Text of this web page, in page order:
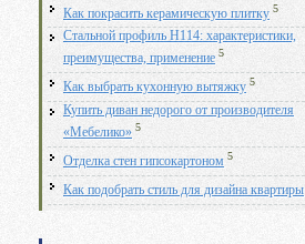
Как покрасить керамическую плитку 5
Стальной профиль Н114: характеристики,
преимущества, применение 5
Как выбрать кухонную вытяжку 5
Купить диван недорого от производителя
«Мебелико» 5
Отделка стен гипсокартоном 5
Как подобрать стиль для дизайна квартиры